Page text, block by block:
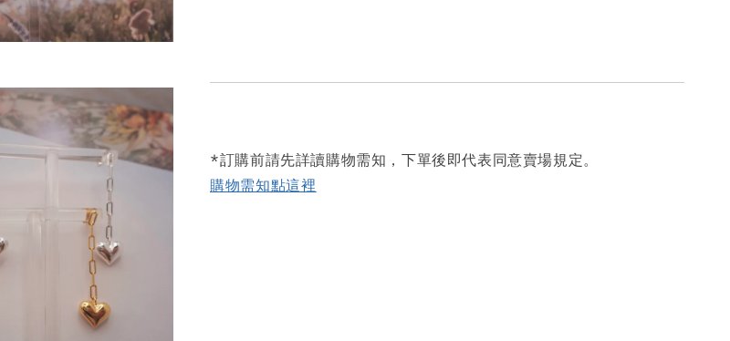
*訂購前請先詳讀購物需知，下單後即代表同意賣場規定。
購物需知點這裡